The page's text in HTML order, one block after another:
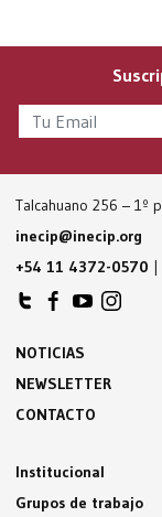
Talcahuano 256 – 1º
inecip@inecip.org
+54 11 4372-0570 |
NOTICIAS
NEWSLETTER
CONTACTO
Institucional
Grupos de trabajo